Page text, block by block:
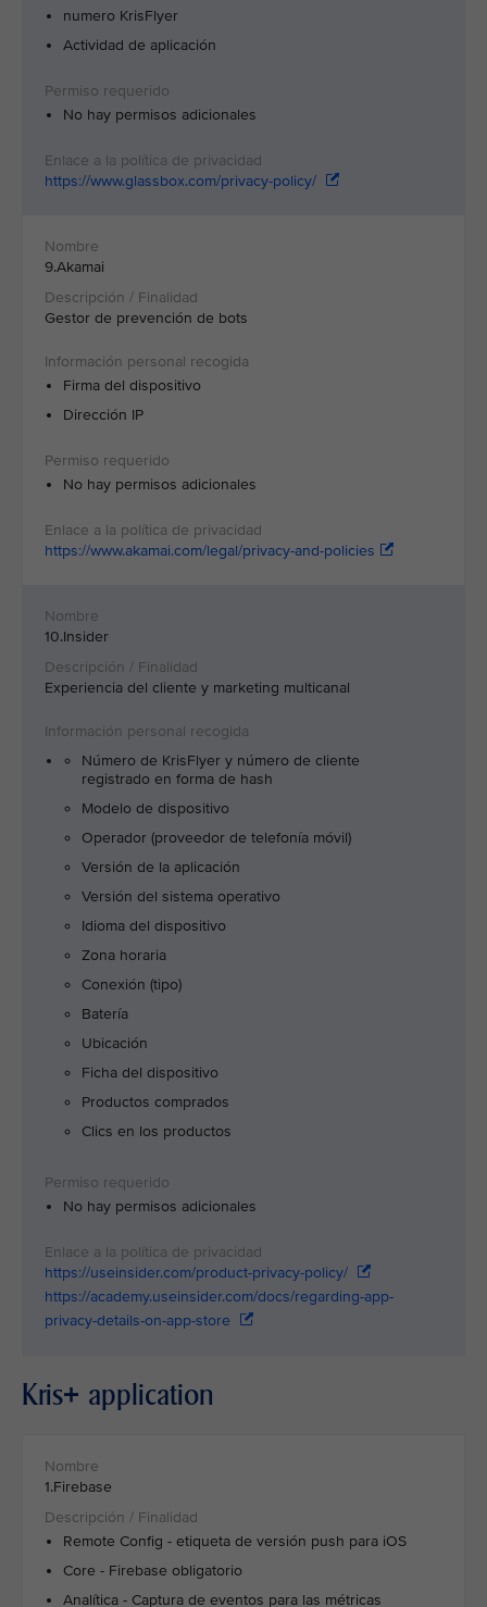
numero KrisFlyer
Actividad de aplicación
No hay permisos adicionales
https://www.glassbox.com/privacy-policy/
9.Akamai
Gestor de prevención de bots
Firma del dispositivo
Dirección IP
No hay permisos adicionales
https://www.akamai.com/legal/privacy-and-policies
10.Insider
Experiencia del cliente y marketing multicanal
Número de KrisFlyer y número de cliente
registrado en forma de hash
Modelo de dispositivo
Operador (proveedor de telefonía móvil)
Versión de la aplicación
Versión del sistema operativo
Idioma del dispositivo
Zona horaria
Conexión (tipo)
Batería
Ubicación
Ficha del dispositivo
Productos comprados
Clics en los productos
No hay permisos adicionales
https://useinsider.com/product-privacy-policy/
https://academy.useinsider.com/docs/regarding-app-
privacy-details-on-app-store
Kris+ application
1.Firebase
Remote Config - etiqueta de versión push para iOS
Core - Firebase obligatorio
Analítica - Captura de eventos para las métricas